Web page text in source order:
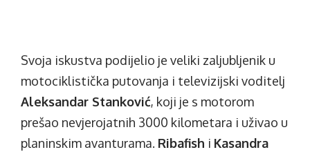
Svoja iskustva podijelio je veliki zaljubljenik u
motociklistička putovanja i televizijski voditelj
Aleksandar Stanković, koji je s motorom
prešao nevjerojatnih 3000 kilometara i uživao u
planinskim avanturama. Ribafish i Kasandra